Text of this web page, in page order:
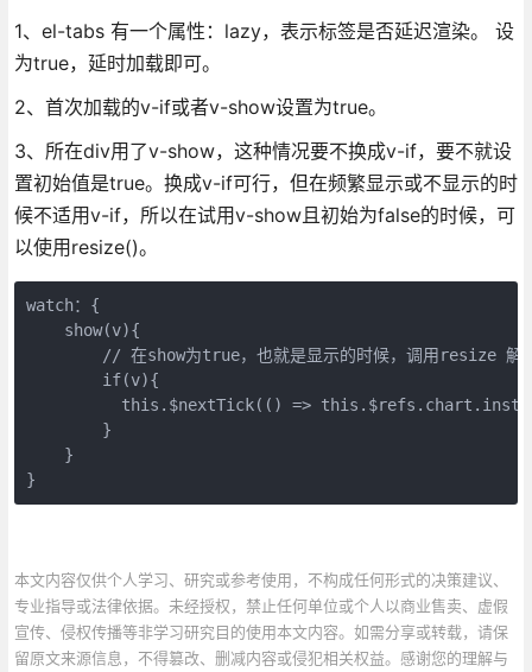
1、el-tabs 有一个属性：lazy，表示标签是否延迟渲染。 设
为true，延时加载即可。
2、首次加载的v-if或者v-show设置为true。
3、所在div用了v-show，这种情况要不换成v-if，要不就设
置初始值是true。换成v-if可行，但在频繁显示或不显示的时
候不适用v-if，所以在试用v-show且初始为false的时候，可
以使用resize()。
watch：{
    show(v){
// 在show为true，也就是显示的时候，调用resize 解
	if(v){
this.$nextTick(() =>
	}
    }
}
本文内容仅供个人学习、研究或参考使用，不构成任何形式的决策建议、
专业指导或法律依据。未经授权，禁止任何单位或个人以商业售卖、虚假
宣传、侵权传播等非学习研究目的使用本文内容。如需分享或转载，请保
留原文来源信息，不得篡改、删减内容或侵犯相关权益。感谢您的理解与